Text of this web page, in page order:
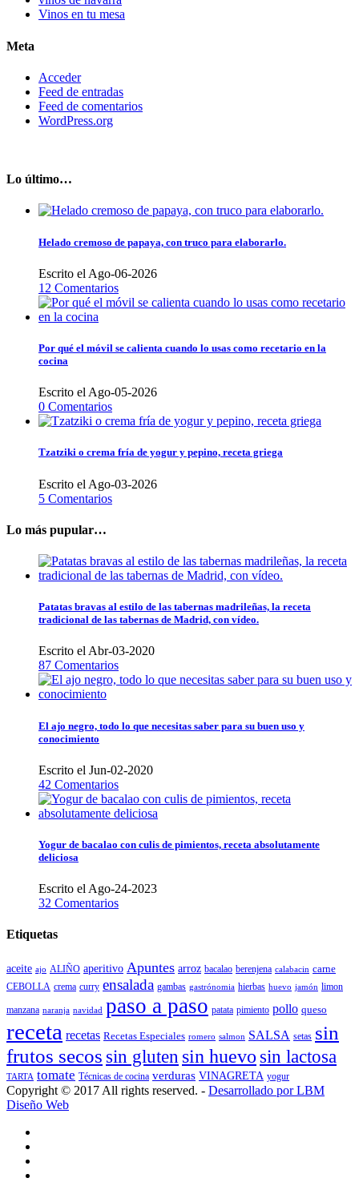
Vinos en tu mesa
Meta
Acceder
Feed de entradas
Feed de comentarios
WordPress.org
Lo último…
Helado cremoso de papaya, con truco para elaborarlo.
Escrito el Ago-06-2026
12 Comentarios
Por qué el móvil se calienta cuando lo usas como recetario en la
cocina
Escrito el Ago-05-2026
0 Comentarios
Tzatziki o crema fría de yogur y pepino, receta griega
Escrito el Ago-03-2026
5 Comentarios
Lo más pupular…
Patatas bravas al estilo de las tabernas madrileñas, la receta
tradicional de las tabernas de Madrid, con vídeo.
Escrito el Abr-03-2020
87 Comentarios
El ajo negro, todo lo que necesitas saber para su buen uso y
conocimiento
Escrito el Jun-02-2020
42 Comentarios
Yogur de bacalao con culis de pimientos, receta absolutamente
deliciosa
Escrito el Ago-24-2023
32 Comentarios
Etiquetas
aceite ajo ALIÑO aperitivo Apuntes arroz bacalao berenjena calabacin carne
CEBOLLA crema curry ensalada gambas gastrónomia hierbas huevo jamón limon
manzana naranja navidad paso a paso patata pimiento pollo queso
receta recetas Recetas Especiales romero salmon SALSA setas sin
frutos secos sin gluten sin huevo sin lactosa
TARTA tomate Técnicas de cocina verduras VINAGRETA yogur
Copyright © 2017 All rights reserved. - Desarrollado por LBM
Diseño Web